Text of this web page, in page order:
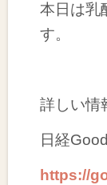
本日は乳
す。
詳しい情
日経
https://